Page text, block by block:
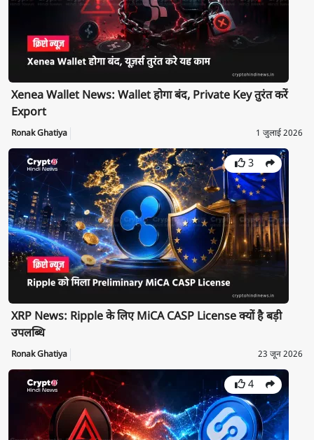
Xenea Wallet News: Wallet होगा बंद, Private Key तुरंत करें
Export
Ronak Ghatiya 1 जुलाई 2026
3
XRP News: Ripple के लिए MiCA CASP License क्यों है बड़ी
उपलब्धि
Ronak Ghatiya 23 जून 2026
4